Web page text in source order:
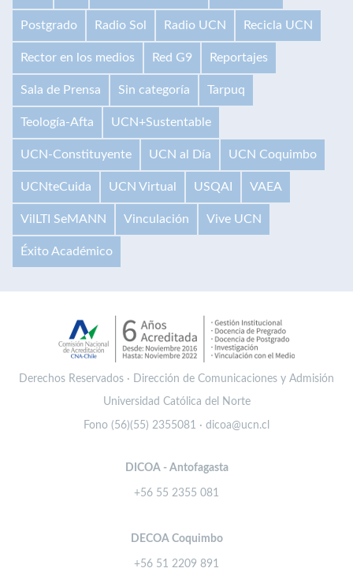
Postgrado Radio Sol Radio UCN Recicla UCN
Rector en los medios Red G9 Reportajes
Sala de Prensa Sin categoría Tarpuq
Teología-Afta UCN+Sustentable
UCN-Constituyente UCN al Día UCN Coquimbo
UCNteCuida UCN Virtual USQAI VAEA
VilLTI SeMANN Vinculación Vive UCN
Éxito Académico
Derechos Reservados · Dirección de Comunicaciones y Admisión
Universidad Católica del Norte
Fono (56)(55) 2355081 · dicoa@ucn.cl
DICOA - Antofagasta
+56 55 2355 081
DECOA Coquimbo
+56 51 2209 891